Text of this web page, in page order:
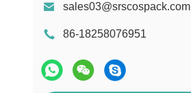
sales03@srscospack.com
86-18258076951